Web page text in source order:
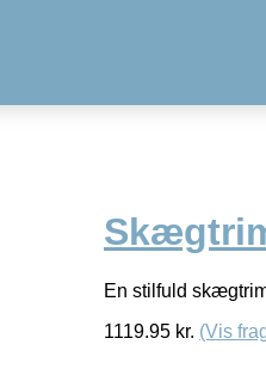
En stilfuld
1119.95 kr. (Vis